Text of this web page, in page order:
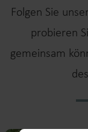
Folgen Sie
probieren
gemeinsam